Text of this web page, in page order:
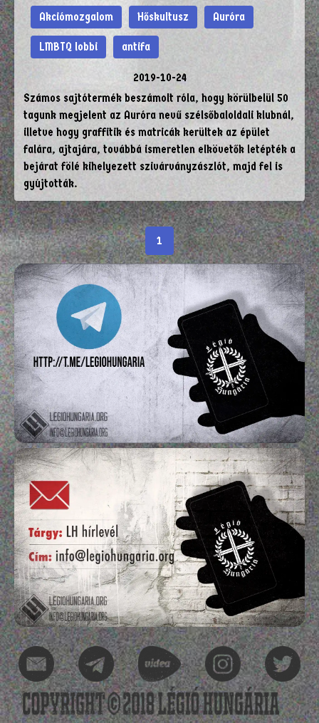
Akciómozgalom Hőskultusz Auróra
LMBTQ lobbi antifa
2019-10-24
Számos sajtótermék beszámolt róla, hogy körülbelül 50
tagunk megjelent az Auróra nevű szélsőbaloldali klubnál,
illetve hogy graffitik és matricák kerültek az épület
falára, ajtajára, továbbá ismeretlen elkövetők letépték a
bejárat fölé kihelyezett szivárványzászlót, majd fel is
gyújtották.
1